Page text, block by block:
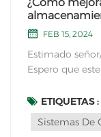
FEB 15, 2024
Estimado
Espero que
espero que
ETIQUETAS :
Sistemas De